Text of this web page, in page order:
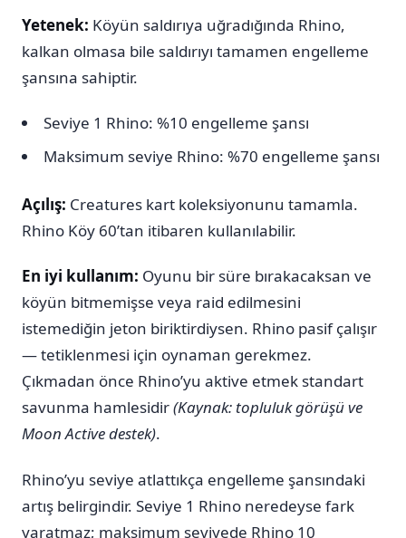
Yetenek: Köyün saldırıya uğradığında Rhino,
kalkan olmasa bile saldırıyı tamamen engelleme
şansına sahiptir.
Seviye 1 Rhino: %10 engelleme şansı
Maksimum seviye Rhino: %70 engelleme şansı
Açılış: Creatures kart koleksiyonunu tamamla.
Rhino Köy 60’tan itibaren kullanılabilir.
En iyi kullanım: Oyunu bir süre bırakacaksan ve
köyün bitmemişse veya raid edilmesini
istemediğin jeton biriktirdiysen. Rhino pasif çalışır
— tetiklenmesi için oynaman gerekmez.
Çıkmadan önce Rhino’yu aktive etmek standart
savunma hamlesidir(Kaynak: topluluk görüşü ve
Moon Active destek).
Rhino’yu seviye atlattıkça engelleme şansındaki
artış belirgindir. Seviye 1 Rhino neredeyse fark
yaratmaz; maksimum seviyede Rhino 10